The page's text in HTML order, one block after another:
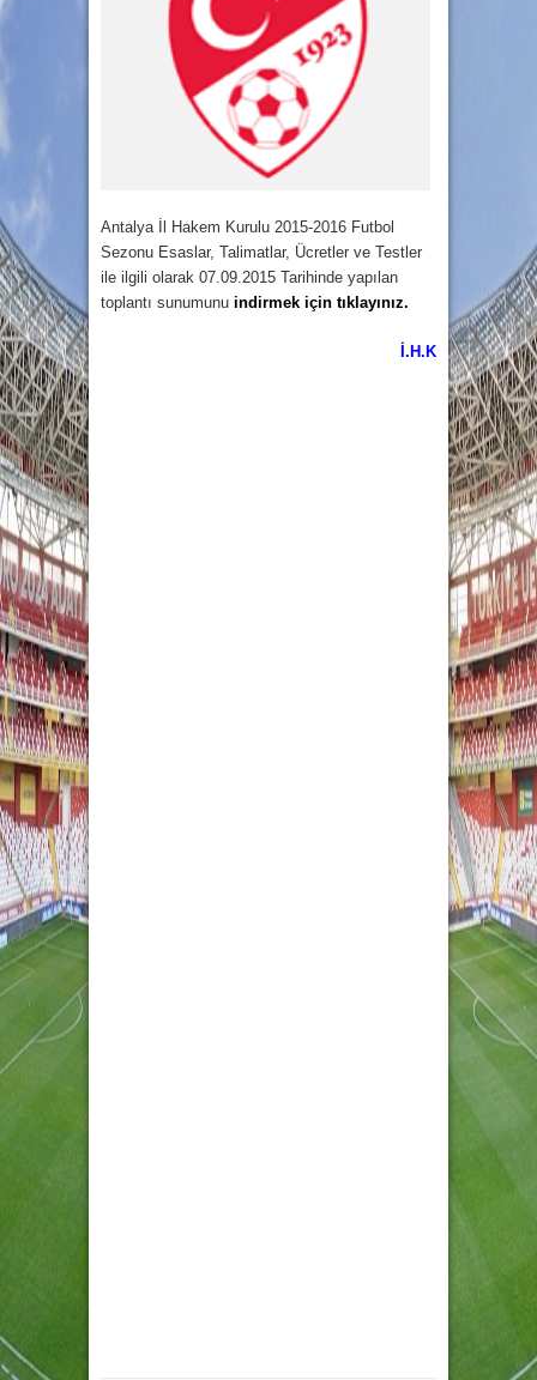
Antalya İl Hakem Kurulu 2015-2016 Futbol
Sezonu Esaslar, Talimatlar, Ücretler ve Testler
ile ilgili olarak 07.09.2015 Tarihinde yapılan
toplantı sunumunu indirmek için tıklayınız.
İ.H.K